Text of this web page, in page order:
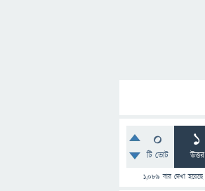
0
টি ভোট
1
উত্তর
1,089 বার দেখা হয়েছে